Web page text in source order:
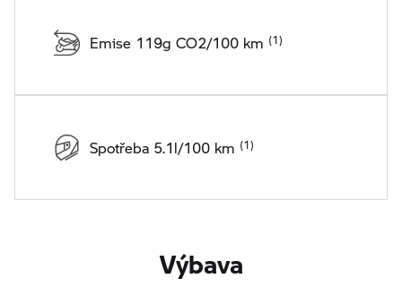
Emise 119g CO2/100 km
Spotřeba 5.1l/100 km
Výbava